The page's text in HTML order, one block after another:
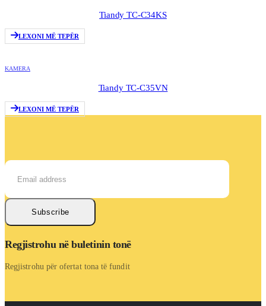
Tiandy TC-C34KS
LEXONI MË TEPËR
KAMERA
Tiandy TC-C35VN
LEXONI MË TEPËR
Subscribe
Regjistrohu në buletinin tonë
Regjistrohu për ofertat tona të fundit